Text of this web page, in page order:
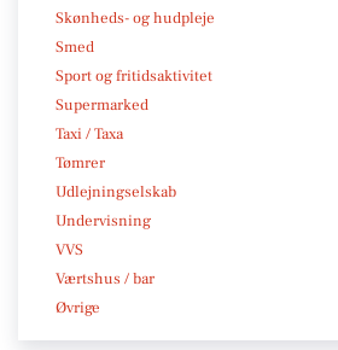
Skønheds- og hudpleje
Smed
Sport og fritidsaktivitet
Supermarked
Taxi / Taxa
Tømrer
Udlejningselskab
Undervisning
VVS
Værtshus / bar
Øvrige